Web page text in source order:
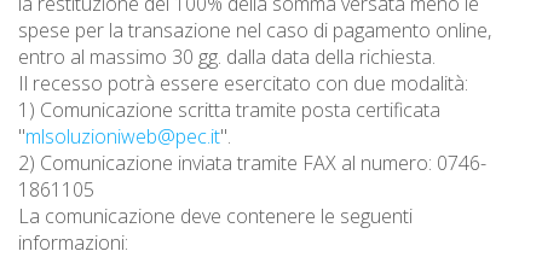
spese per la transazione nel caso di pagamento online,
entro al massimo 30 gg. dalla data della richiesta.
Il recesso potrà essere esercitato con due modalità:
1) Comunicazione scritta tramite posta certificata
"mlsoluzioniweb@pec.it".
2) Comunicazione inviata tramite FAX al numero: 0746-
1861105
La comunicazione deve contenere le seguenti
informazioni: